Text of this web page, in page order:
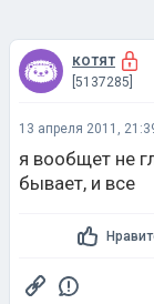
котят
[5137285]
13 апреля 2011,
я вообщет не
бывает, и все